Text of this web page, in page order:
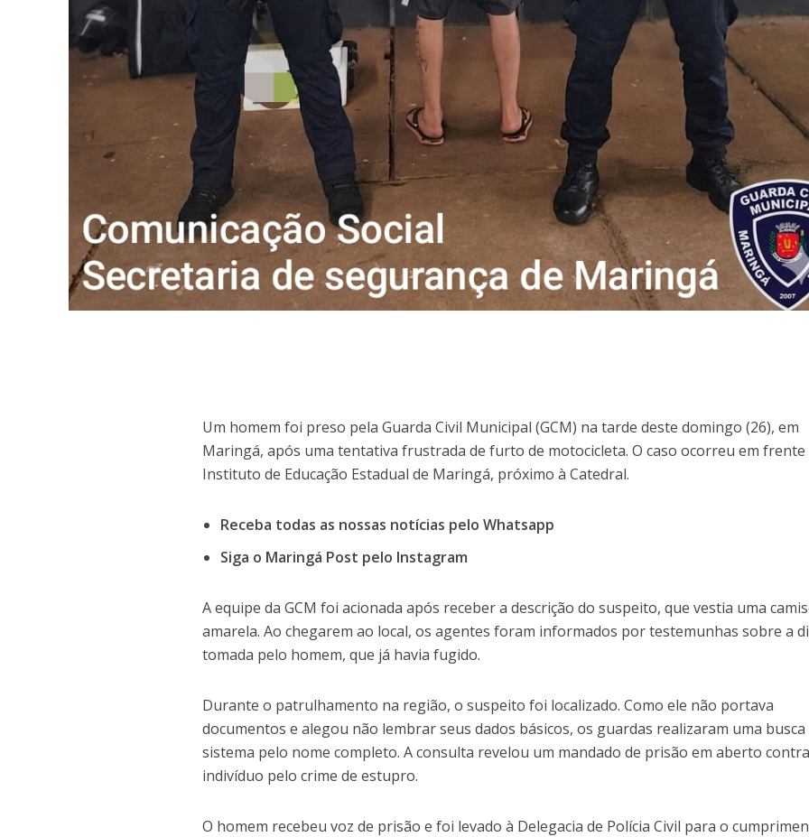
Um homem foi preso pela Guarda Civil Municipal (GCM) na tarde deste domingo (26), em
Maringá, após uma tentativa frustrada de furto de motocicleta. O caso ocorreu em frente
Instituto de Educação Estadual de Maringá, próximo à Catedral.
Receba todas as nossas notícias pelo Whatsapp
Siga o Maringá Post pelo Instagram
A equipe da GCM foi acionada após receber a descrição do suspeito, que vestia uma
amarela. Ao chegarem ao local, os agentes foram informados por testemunhas sobre a
tomada pelo homem, que já havia fugido.
Durante o patrulhamento na região, o suspeito foi localizado. Como ele não portava
documentos e alegou não lembrar seus dados básicos, os guardas realizaram uma
sistema pelo nome completo. A consulta revelou um mandado de prisão em aberto
indivíduo pelo crime de estupro.
O homem recebeu voz de prisão e foi levado à Delegacia de Polícia Civil para o